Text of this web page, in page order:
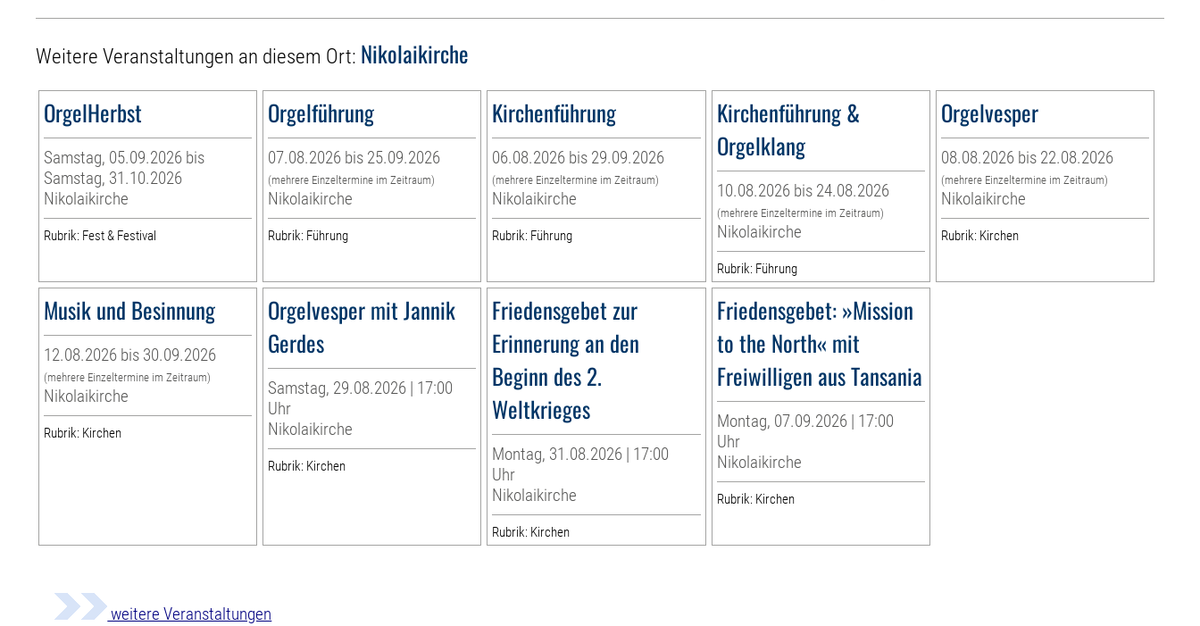
Weitere Veranstaltungen an diesem Ort: Nikolaikirche
OrgelHerbst
Samstag, 05.09.2026 bis
Samstag, 31.10.2026
Nikolaikirche
Rubrik: Fest & Festival
Orgelführung
07.08.2026 bis 25.09.2026
(mehrere Einzeltermine im Zeitraum)
Nikolaikirche
Rubrik: Führung
Kirchenführung
06.08.2026 bis 29.09.2026
(mehrere Einzeltermine im Zeitraum)
Nikolaikirche
Rubrik: Führung
Kirchenführung &
Orgelklang
10.08.2026 bis 24.08.2026
(mehrere Einzeltermine im Zeitraum)
Nikolaikirche
Rubrik: Führung
Orgelvesper
08.08.2026 bis 22.08.2026
(mehrere Einzeltermine im Zeitraum)
Nikolaikirche
Rubrik: Kirchen
Musik und Besinnung
12.08.2026 bis 30.09.2026
(mehrere Einzeltermine im Zeitraum)
Nikolaikirche
Rubrik: Kirchen
Orgelvesper mit Jannik
Gerdes
Samstag, 29.08.2026 | 17:00
Uhr
Nikolaikirche
Rubrik: Kirchen
Friedensgebet zur
Erinnerung an den
Beginn des 2.
Weltkrieges
Montag, 31.08.2026 | 17:00
Uhr
Nikolaikirche
Rubrik: Kirchen
Friedensgebet: »Mission
to the North« mit
Freiwilligen aus Tansania
Montag, 07.09.2026 | 17:00
Uhr
Nikolaikirche
Rubrik: Kirchen
weitere Veranstaltungen